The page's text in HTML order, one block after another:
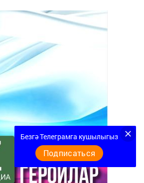
Безгә Телеграмга кушылыгыз
Подписаться